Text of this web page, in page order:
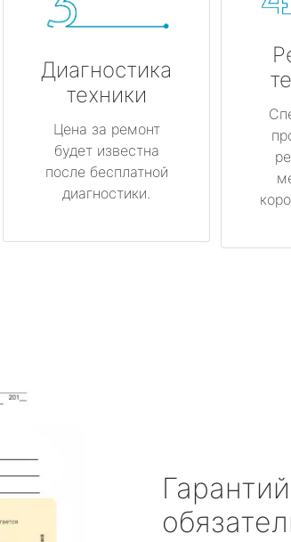
Диагностика
техники
Цена за ремонт
будет известна
после бесплатной
диагностики.